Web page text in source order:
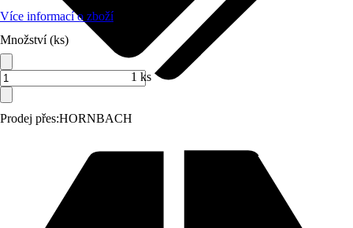
Prodej přes:HORNBACH
Více informací o zboží
Množství (ks)
1 ks